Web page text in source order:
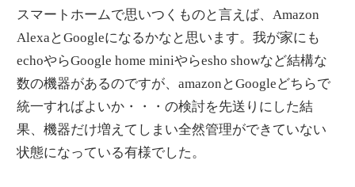
スマートホームで思いつくものと言えば、Amazon
AlexaとGoogleになるかなと思います。我が家にも
echoやらGoogle home miniやらesho showなど結構な
数の機器があるのですが、amazonとGoogleどちらで
統一すればよいか・・・の検討を先送りにした結
果、機器だけ増えてしまい全然管理ができていない
状態になっている有様でした。